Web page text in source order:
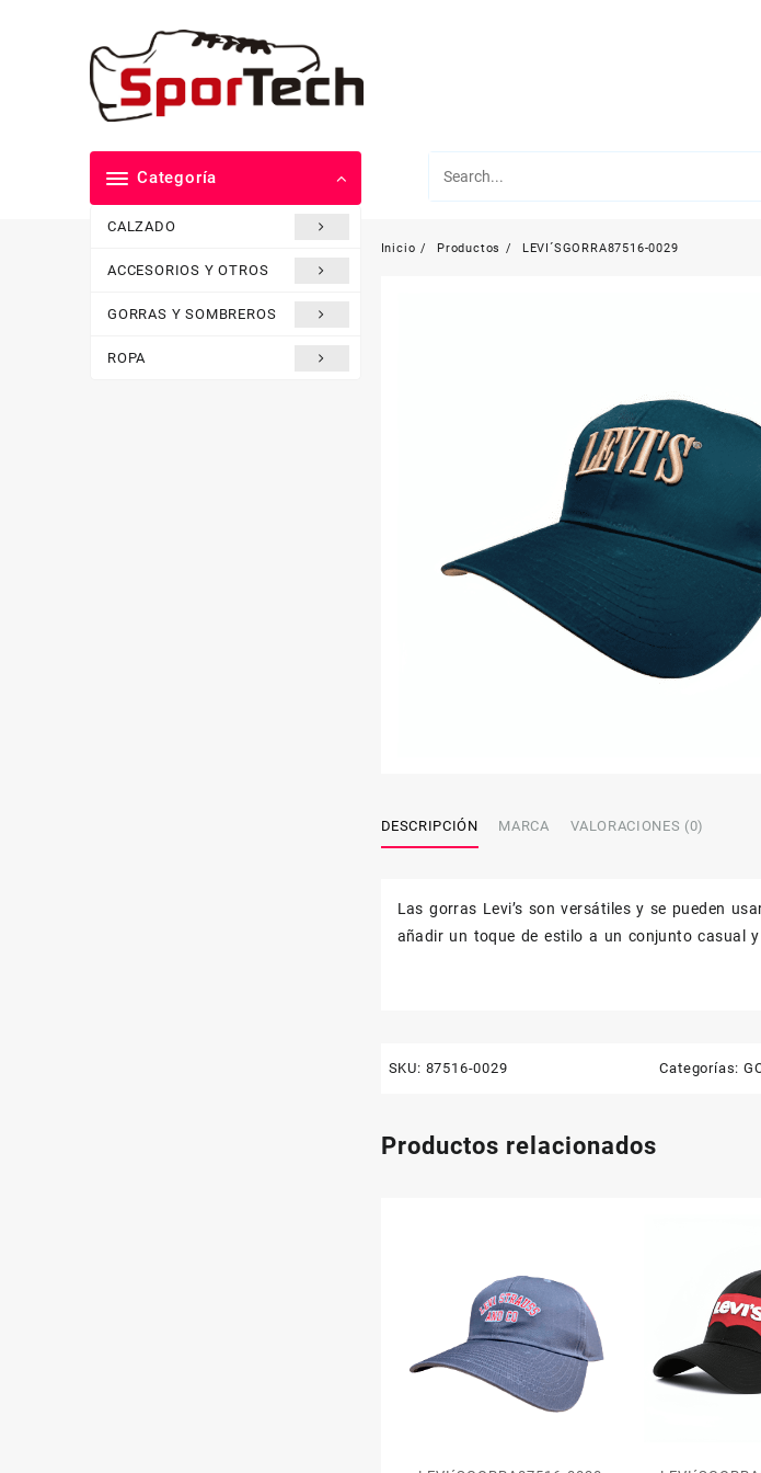
Categoría
CALZADO
ACCESORIOS Y OTROS
GORRAS Y SOMBREROS
ROPA
Inicio Productos LEVI´SGORRA87516-0029
DESCRIPCIÓN MARCA VALORACIONES (0)
Las gorras Levi’s son versátiles y se pueden
añadir un toque de estilo a un conjunto casual
SKU: 87516-0029 Categorías:
Productos relacionados